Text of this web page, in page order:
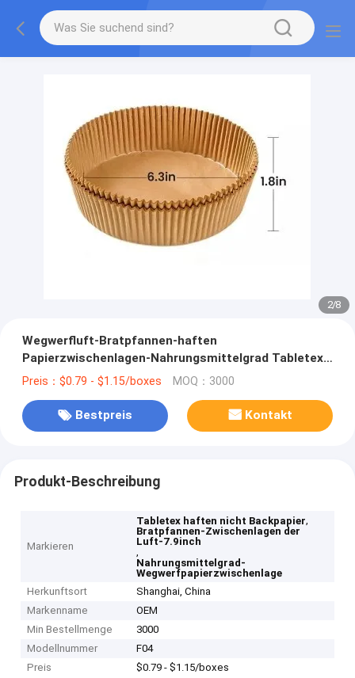
2/8
Wegwerfluft-Bratpfannen-haften
Papierzwischenlagen-Nahrungsmittelgrad Tabletex
nicht Backpapier
Preis：$0.79 - $1.15/boxes MOQ：3000
Bestpreis Kontakt
Produkt-Beschreibung
Markieren
Tabletex haften nicht Backpapier,
Bratpfannen-Zwischenlagen der
Luft-7.9inch
,
Nahrungsmittelgrad-
Wegwerfpapierzwischenlage
Herkunftsort
Shanghai, China
Markenname
OEM
Min Bestellmenge
3000
Modellnummer
F04
Preis
$0.79 - $1.15/boxes